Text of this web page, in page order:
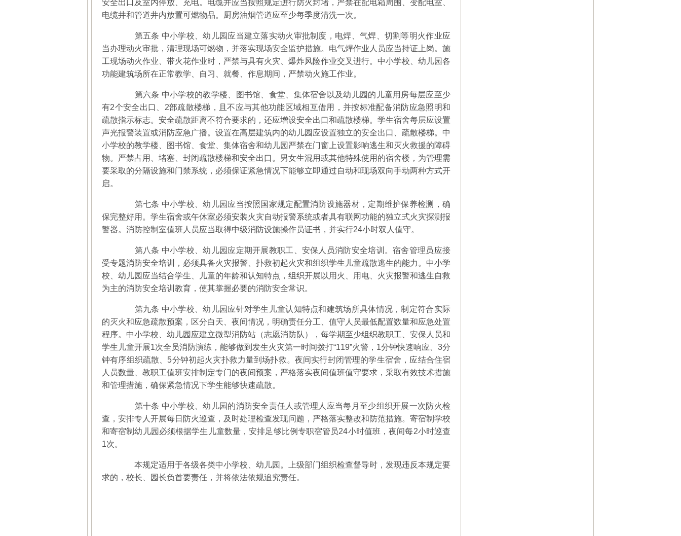
安全出口及室内停放、充电。电缆井应当按照规定进行防火封堵，严禁在配电箱周围、变配电室、
电缆井和管道井内放置可燃物品。厨房油烟管道应至少每季度清洗一次。
第五条 中小学校、幼儿园应当建立落实动火审批制度，电焊、气焊、切割等明火作业应
当办理动火审批，清理现场可燃物，并落实现场安全监护措施。电气焊作业人员应当持证上岗。施
工现场动火作业、带火花作业时，严禁与具有火灾、爆炸风险作业交叉进行。中小学校、幼儿园各
功能建筑场所在正常教学、自习、就餐、作息期间，严禁动火施工作业。
第六条 中小学校的教学楼、图书馆、食堂、集体宿舍以及幼儿园的儿童用房每层应至少
有2个安全出口、2部疏散楼梯，且不应与其他功能区域相互借用，并按标准配备消防应急照明和
疏散指示标志。安全疏散距离不符合要求的，还应增设安全出口和疏散楼梯。学生宿舍每层应设置
声光报警装置或消防应急广播。设置在高层建筑内的幼儿园应设置独立的安全出口、疏散楼梯。中
小学校的教学楼、图书馆、食堂、集体宿舍和幼儿园严禁在门窗上设置影响逃生和灭火救援的障碍
物。严禁占用、堵塞、封闭疏散楼梯和安全出口。男女生混用或其他特殊使用的宿舍楼，为管理需
要采取的分隔设施和门禁系统，必须保证紧急情况下能够立即通过自动和现场双向手动两种方式开
启。
第七条 中小学校、幼儿园应当按照国家规定配置消防设施器材，定期维护保养检测，确
保完整好用。学生宿舍或午休室必须安装火灾自动报警系统或者具有联网功能的独立式火灾探测报
警器。消防控制室值班人员应当取得中级消防设施操作员证书，并实行24小时双人值守。
第八条 中小学校、幼儿园应定期开展教职工、安保人员消防安全培训。宿舍管理员应接
受专题消防安全培训，必须具备火灾报警、扑救初起火灾和组织学生儿童疏散逃生的能力。中小学
校、幼儿园应当结合学生、儿童的年龄和认知特点，组织开展以用火、用电、火灾报警和逃生自救
为主的消防安全培训教育，使其掌握必要的消防安全常识。
第九条 中小学校、幼儿园应针对学生儿童认知特点和建筑场所具体情况，制定符合实际
的灭火和应急疏散预案，区分白天、夜间情况，明确责任分工、值守人员最低配置数量和应急处置
程序。中小学校、幼儿园应建立微型消防站（志愿消防队），每学期至少组织教职工、安保人员和
学生儿童开展1次全员消防演练，能够做到发生火灾第一时间拨打“119”火警，1分钟快速响应、3分
钟有序组织疏散、5分钟初起火灾扑救力量到场扑救。夜间实行封闭管理的学生宿舍，应结合住宿
人员数量、教职工值班安排制定专门的夜间预案，严格落实夜间值班值守要求，采取有效技术措施
和管理措施，确保紧急情况下学生能够快速疏散。
第十条 中小学校、幼儿园的消防安全责任人或管理人应当每月至少组织开展一次防火检
查，安排专人开展每日防火巡查，及时处理检查发现问题，严格落实整改和防范措施。寄宿制学校
和寄宿制幼儿园必须根据学生儿童数量，安排足够比例专职宿管员24小时值班，夜间每2小时巡查
1次。
本规定适用于各级各类中小学校、幼儿园。上级部门组织检查督导时，发现违反本规定要
求的，校长、园长负首要责任，并将依法依规追究责任。